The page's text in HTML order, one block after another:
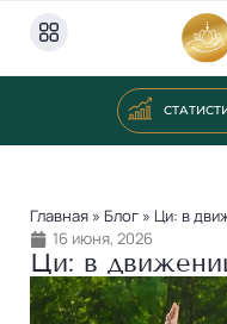
Главная» Блог» Ци: в
16 июня, 2026
Ци: в